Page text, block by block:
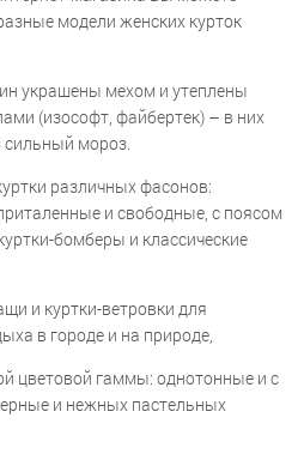
модели женских курток
украшены мехом и утеплены
(изософт, файбертек) – в них
сильный мороз.
различных фасонов:
и свободные, с поясом
бомберы и классические
и куртки-ветровки для
в городе и на природе,
цветовой гаммы: однотонные и с
и нежных пастельных